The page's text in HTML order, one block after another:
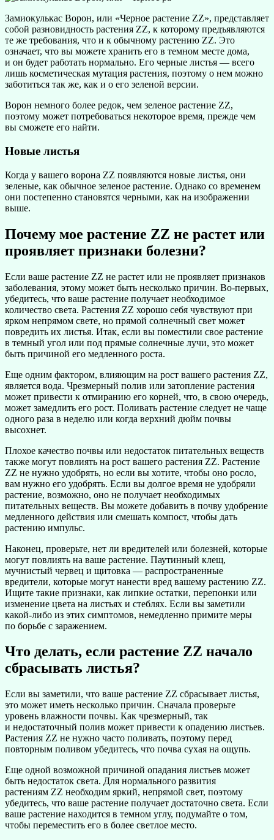
Замиокулькас Ворон, или «Черное растение ZZ», представляет
собой разновидность растения ZZ, к которому предъявляются
те же требования, что и к обычному растению ZZ. Это
означает, что вы можете хранить его в темном месте дома,
и он будет работать нормально. Его черные листья — всего
лишь косметическая мутация растения, поэтому о нем можно
заботиться так же, как и о его зеленой версии.
Ворон немного более редок, чем зеленое растение ZZ,
поэтому может потребоваться некоторое время, прежде чем
вы сможете его найти.
Новые листья
Когда у вашего ворона ZZ появляются новые листья, они
зеленые, как обычное зеленое растение. Однако со временем
они постепенно становятся черными, как на изображении
выше.
Почему мое растение ZZ не растет или
проявляет признаки болезни?
Если ваше растение ZZ не растет или не проявляет признаков
заболевания, этому может быть несколько причин. Во-первых,
убедитесь, что ваше растение получает необходимое
количество света. Растения ZZ хорошо себя чувствуют при
ярком непрямом свете, но прямой солнечный свет может
повредить их листья. Итак, если вы поместили свое растение
в темный угол или под прямые солнечные лучи, это может
быть причиной его медленного роста.
Еще одним фактором, влияющим на рост вашего растения ZZ,
является вода. Чрезмерный полив или затопление растения
может привести к отмиранию его корней, что, в свою очередь,
может замедлить его рост. Поливать растение следует не чаще
одного раза в неделю или когда верхний дюйм почвы
высохнет.
Плохое качество почвы или недостаток питательных веществ
также могут повлиять на рост вашего растения ZZ. Растение
ZZ не нужно удобрять, но если вы хотите, чтобы оно росло,
вам нужно его удобрять. Если вы долгое время не удобряли
растение, возможно, оно не получает необходимых
питательных веществ. Вы можете добавить в почву удобрение
медленного действия или смешать компост, чтобы дать
растению импульс.
Наконец, проверьте, нет ли вредителей или болезней, которые
могут повлиять на ваше растение. Паутинный клещ,
мучнистый червец и щитовка — распространенные
вредители, которые могут нанести вред вашему растению ZZ.
Ищите такие признаки, как липкие остатки, перепонки или
изменение цвета на листьях и стеблях. Если вы заметили
какой-либо из этих симптомов, немедленно примите меры
по борьбе с заражением.
Что делать, если растение ZZ начало
сбрасывать листья?
Если вы заметили, что ваше растение ZZ сбрасывает листья,
это может иметь несколько причин. Сначала проверьте
уровень влажности почвы. Как чрезмерный, так
и недостаточный полив может привести к опадению листьев.
Растения ZZ не нужно часто поливать, поэтому перед
повторным поливом убедитесь, что почва сухая на ощупь.
Еще одной возможной причиной опадания листьев может
быть недостаток света. Для нормального развития
растениям ZZ необходим яркий, непрямой свет, поэтому
убедитесь, что ваше растение получает достаточно света. Если
ваше растение находится в темном углу, подумайте о том,
чтобы переместить его в более светлое место.